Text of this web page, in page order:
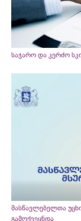
საჯარო და კერძო
მასწავლებელთა
გამოქვეყნდა